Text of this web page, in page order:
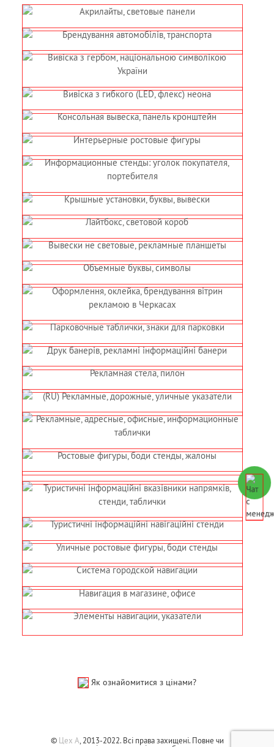
Як ознайомитися з цінами?
© Цех А , 2013-2022. Всі права захищені. Повне чи